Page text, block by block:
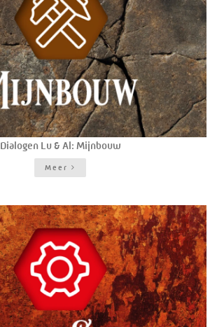
Dialogen Lu & Al: Mijnbouw
Meer